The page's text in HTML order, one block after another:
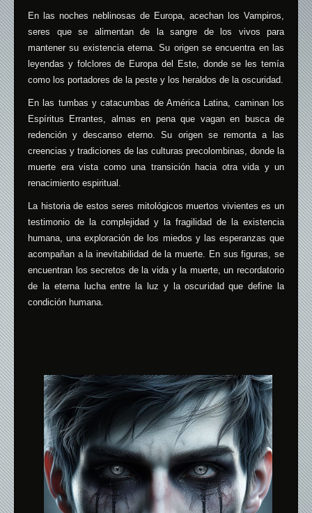
En las noches neblinosas de Europa, acechan los Vampiros,
seres que se alimentan de la sangre de los vivos para
mantener su existencia eterna. Su origen se encuentra en las
leyendas y folclores de Europa del Este, donde se les temía
como los portadores de la peste y los heraldos de la oscuridad.
En las tumbas y catacumbas de América Latina, caminan los
Espíritus Errantes, almas en pena que vagan en busca de
redención y descanso eterno. Su origen se remonta a las
creencias y tradiciones de las culturas precolombinas, donde la
muerte era vista como una transición hacia otra vida y un
renacimiento espiritual.
La historia de estos seres mitológicos muertos vivientes es un
testimonio de la complejidad y la fragilidad de la existencia
humana, una exploración de los miedos y las esperanzas que
acompañan a la inevitabilidad de la muerte. En sus figuras, se
encuentran los secretos de la vida y la muerte, un recordatorio
de la eterna lucha entre la luz y la oscuridad que define la
condición humana.